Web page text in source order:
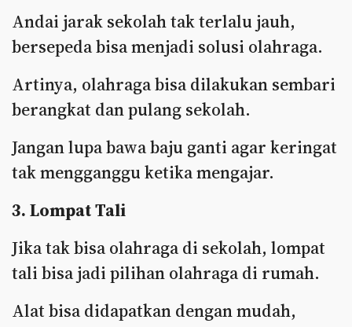
Andai jarak sekolah tak terlalu jauh,
bersepeda bisa menjadi solusi olahraga.
Artinya, olahraga bisa dilakukan sembari
berangkat dan pulang sekolah.
Jangan lupa bawa baju ganti agar keringat
tak mengganggu ketika mengajar.
3. Lompat Tali
Jika tak bisa olahraga di sekolah, lompat
tali bisa jadi pilihan olahraga di rumah.
Alat bisa didapatkan dengan mudah,